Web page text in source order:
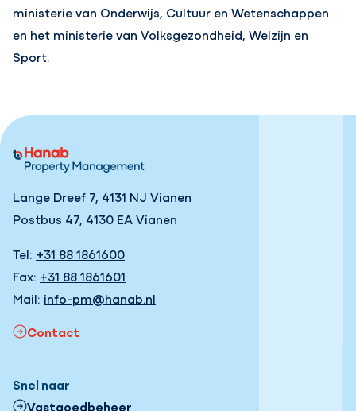
ministerie van Onderwijs, Cultuur en Wetenschappen
en het ministerie van Volksgezondheid, Welzijn en
Sport.
Lange Dreef 7, 4131 NJ Vianen
Postbus 47, 4130 EA Vianen
Tel: +31 88 1861600
Fax: +31 88 1861601
Mail: info-pm@hanab.nl
Contact
Snel naar
Vastgoedbeheer